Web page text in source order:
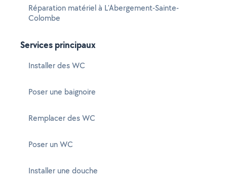
Réparation matériel à L'Abergement-Sainte-
Colombe
Services principaux
Installer des WC
Poser une baignoire
Remplacer des WC
Poser un WC
Installer une douche